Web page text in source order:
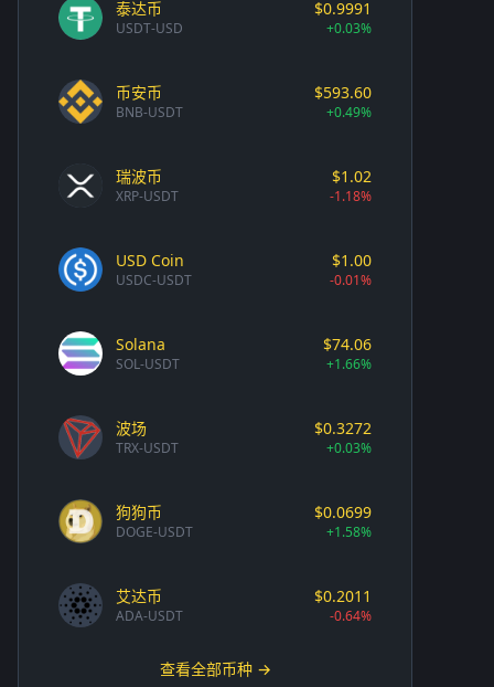
泰达币
USDT-USD
$0.9991
+0.03%
币安币
BNB-USDT
$593.60
+0.49%
瑞波币
XRP-USDT
$1.02
-1.18%
USD Coin
USDC-USDT
$1.00
-0.01%
Solana
SOL-USDT
$74.06
+1.66%
波场
TRX-USDT
$0.3272
+0.03%
狗狗币
DOGE-USDT
$0.0699
+1.58%
艾达币
ADA-USDT
$0.2011
-0.64%
查看全部币种 →